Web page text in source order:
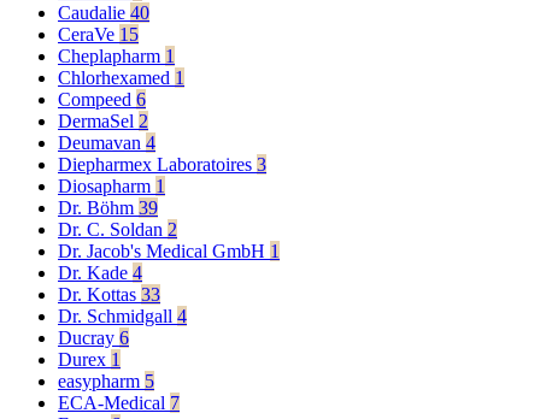
Caudalie 40
CeraVe 15
Cheplapharm 1
Chlorhexamed 1
Compeed 6
DermaSel 2
Deumavan 4
Diepharmex Laboratoires 3
Diosapharm 1
Dr. Böhm 39
Dr. C. Soldan 2
Dr. Jacob's Medical GmbH 1
Dr. Kade 4
Dr. Kottas 33
Dr. Schmidgall 4
Ducray 6
Durex 1
easypharm 5
ECA-Medical 7